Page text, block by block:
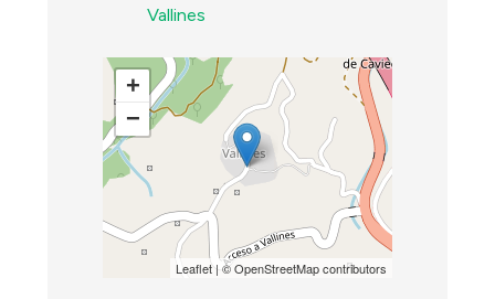
Vallines
+
−
Leaflet| ©OpenStreetMapcontributors